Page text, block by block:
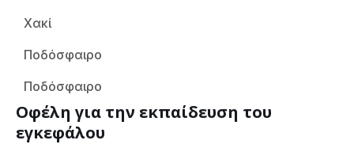
Χακί
Ποδόσφαιρο
Ποδόσφαιρο
Οφέλη για την εκπαίδευση του
εγκεφάλου